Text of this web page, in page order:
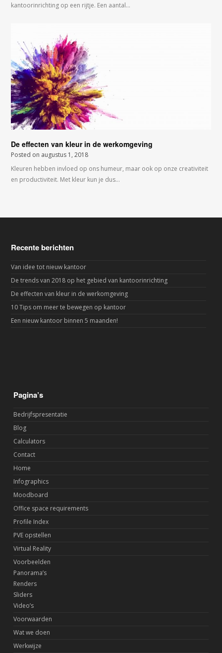
kantoorinrichting op een rijtje. Een aantal…
De effecten van kleur in de werkomgeving
Posted on augustus 1, 2018
Kleuren hebben invloed op ons humeur, maar ook op onze creativiteit
en productiviteit. Met kleur kun je dus…
Recente berichten
Van idee tot nieuw kantoor
De trends van 2018 op het gebied van kantoorinrichting
De effecten van kleur in de werkomgeving
10 Tips om meer te bewegen op kantoor
Een nieuw kantoor binnen 5 maanden!
Pagina’s
Bedrijfspresentatie
Blog
Calculators
Contact
Home
Infographics
Moodboard
Office space requirements
Profile Index
PVE opstellen
Virtual Reality
Voorbeelden
Panorama’s
Renders
Sliders
Video’s
Voorwaarden
Wat we doen
Werkwijze